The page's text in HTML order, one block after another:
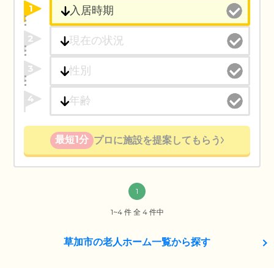
1
2
3
4
最短1分 プロに施設を提案してもらう
1
1~4 件 全 4 件中
草加市の老人ホーム一覧から探す